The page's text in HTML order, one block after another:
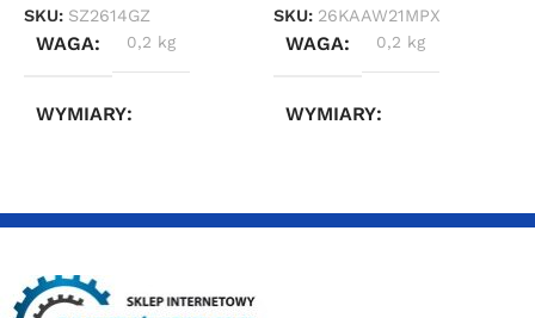
SKU: SZ2614GZ
WAGA 0,2 kg
WYMIARY
SKU: 26KAAW21MPX
WAGA 0,2 kg
WYMIARY